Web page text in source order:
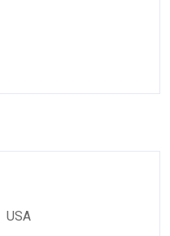
USA